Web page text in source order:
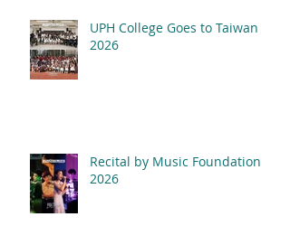
UPH College Goes to Taiwan
2026
Recital by Music Foundation
2026